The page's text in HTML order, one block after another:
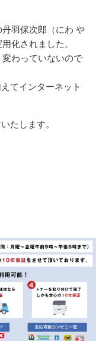
羽保次郎（にわ や
化されました。
わっていないので
てインターネット
たします。